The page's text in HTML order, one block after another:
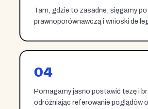
Tam, gdzie to zasadne, sięgamy
prawnoporównawczą i wnioski de
04
Pomagamy jasno postawić tezę i
odróżniając referowanie poglądów